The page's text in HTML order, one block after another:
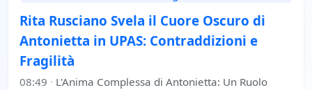
Rita Rusciano Svela il Cuore Oscuro di
Antonietta in UPAS: Contraddizioni e
Fragilità
08:49 · L'Anima Complessa di Antonietta: Un Ruolo